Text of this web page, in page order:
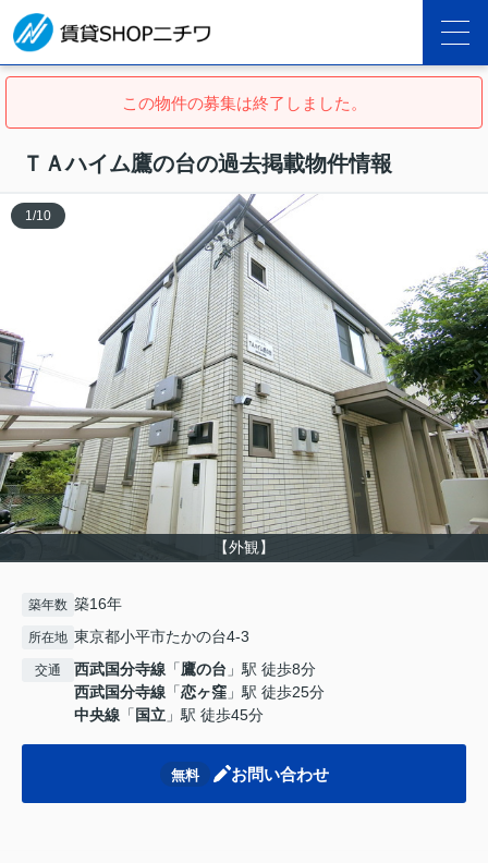
この物件の募集は終了しました。
ＴＡハイム鷹の台の過去掲載物件情報
【外観】
1 /10
築年数 築16年
所在地 東京都小平市たかの台4-3
交通 西武国分寺線 「鷹の台 」駅 徒歩8分
西武国分寺線 「恋ヶ窪 」駅 徒歩25分
中央線 「 国立 」駅 徒歩45分
無料 お問い合わせ